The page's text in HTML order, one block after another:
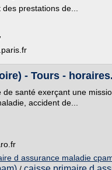
prestations de...
- Tours -
de santé exerçant une
accident de...
d assurance maladie